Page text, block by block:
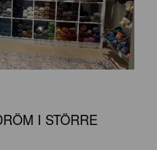
I STÖRRE